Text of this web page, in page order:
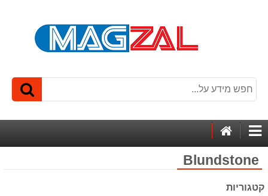
קטגוריותהבית
Blundstone
קטגוריות